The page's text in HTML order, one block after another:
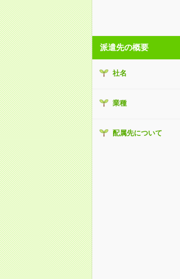
派遣先の概要
社名
業種
配属先について